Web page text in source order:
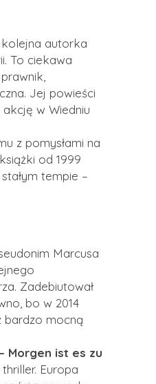
autorka
To ciekawa
Jej powieści
w Wiedniu
z pomysłami na
od 1999
tempie –
Marcusa
Zadebiutował
bo w 2014
bardzo mocną
– Morgen ist es zu
Europa